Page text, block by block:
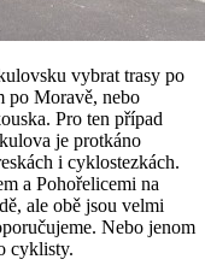
vybrat trasy po
po Moravě, nebo
Pro ten případ
je protkáno
i cyklostezkách.
a Pohořelicemi na
ale obě jsou velmi
Nebo jenom
cyklisty.